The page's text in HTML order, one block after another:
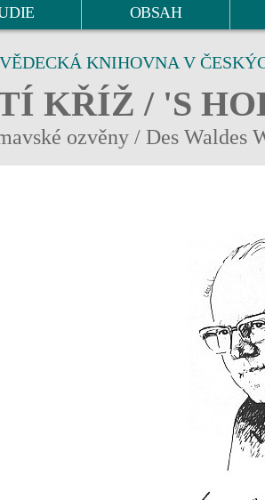
OBSAH
KNIHOVNA V
KŘÍŽ / 'S
ozvěny / Des Waldes